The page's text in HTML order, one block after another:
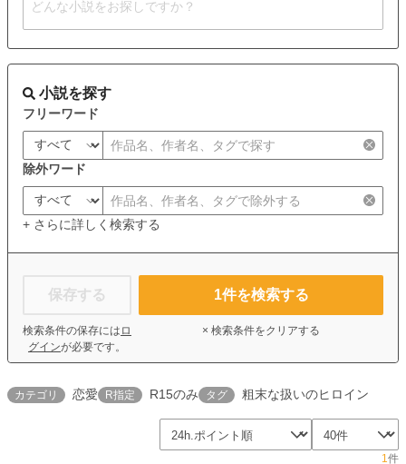
小説を探す
フリーワード
除外ワード
+ さらに詳しく検索する
保存する
検索条件の保存には ロ
グインが必要です。
1件を検索する
× 検索条件をクリアする
カテゴリ 恋愛 R指定 R15のみ タグ 粗末な扱いのヒロイン
1件